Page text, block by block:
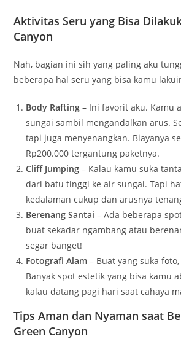
Aktivitas Seru yang Bisa
Canyon
Nah, bagian ini sih yang paling aku
beberapa hal seru yang bisa kamu
Body Rafting – Ini favorit aku. Kamu
sungai sambil mengandalkan arus.
tapi juga menyenangkan. Biayanya
Rp200.000 tergantung paketnya.
Cliff Jumping – Kalau kamu suka
dari batu tinggi ke air sungai. Tapi
kedalaman cukup dan arusnya
Berenang Santai – Ada beberapa
buat sekadar ngambang atau
segar banget!
Fotografi Alam – Buat yang suka
Banyak spot estetik yang bisa kamu
kalau datang pagi hari saat cahaya
Tips Aman dan Nyaman saat
Green Canyon